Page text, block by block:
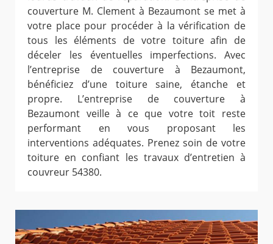
couverture M. Clement à Bezaumont se met à
votre place pour procéder à la vérification de
tous les éléments de votre toiture afin de
déceler les éventuelles imperfections. Avec
l’entreprise de couverture à Bezaumont,
bénéficiez d’une toiture saine, étanche et
propre. L’entreprise de couverture à
Bezaumont veille à ce que votre toit reste
performant en vous proposant les
interventions adéquates. Prenez soin de votre
toiture en confiant les travaux d’entretien à
couvreur 54380.